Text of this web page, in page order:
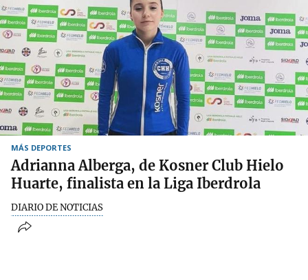
MÁS DEPORTES
Adrianna Alberga, de Kosner Club Hielo
Huarte, finalista en la Liga Iberdrola
DIARIO DE NOTICIAS